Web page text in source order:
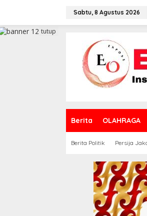
a
Sabtu, 8 Agustus 2026
Berita OLAHRAGA
Berita Politik Persija
tutup